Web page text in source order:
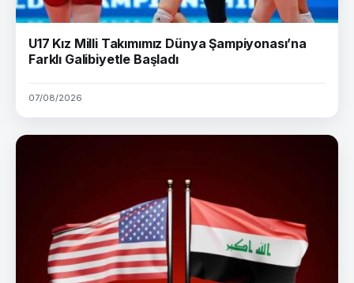
U17 Kız Milli Takımımız Dünya Şampiyonası’na
Farklı Galibiyetle Başladı
07/08/2026